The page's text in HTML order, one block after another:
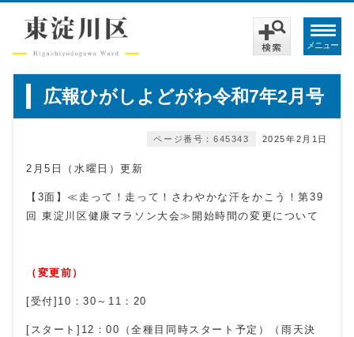
メニュー
広報ひがしよどがわ令和7年2月号
2025年2月1日
ページ番号：645343
2月5日（水曜日）更新
【3面】≪走って！走って！さわやかな汗をかこう！第39
回 東淀川区健康マラソン大会≫開始時間の変更について
（変更前）
[受付]10：30～11：20
[スタート]12：00（全種目同時スタート予定）（雨天決